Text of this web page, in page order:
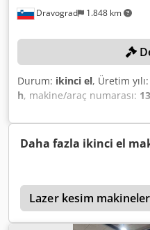
Dravograd 1.848 km
Durum: ikinci el, Üretim yılı:
h, makine/araç numarası:
mesafesi:1.500 mm, Z
iş parçası ağırlığı (maks.):
yüksek teklife garantili
çalışmıyor. Djdpfx
gücü: 5.000 W Çalışma
mm x 115 mm Sac
kalınlığı, paslanmaz çelik
alüminyum (maks.): 12 mm
Daha fazla ikinci el
Lazer kesim